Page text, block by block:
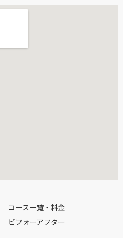
コース一覧・料金
ビフォーアフター